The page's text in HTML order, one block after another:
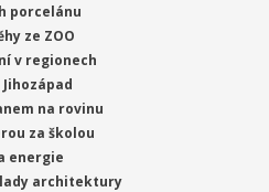
porcelánu
ze ZOO
v regionech
Jihozápad
na rovinu
za školou
energie
architektury